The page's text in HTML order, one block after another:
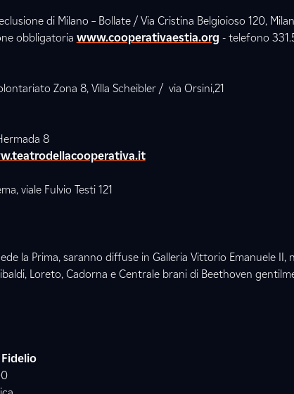
di Milano – Bollate / Via Cristina Belgioioso 120,
obbligatoria www.cooperativaestia.org - telefono
Zona 8, Villa Scheibler / via Orsini,21
8
viale Fulvio Testi 121
la Prima, saranno diffuse in Galleria Vittorio Emanuele II,
Loreto, Cadorna e Centrale brani di Beethoven